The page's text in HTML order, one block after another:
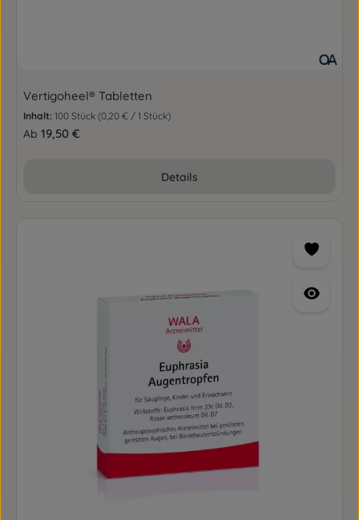
Vertigoheel® Tabletten
Inhalt: 100 Stück (0,20 € / 1 Stück)
Regulärer Preis:
Ab 19,50 €
Details